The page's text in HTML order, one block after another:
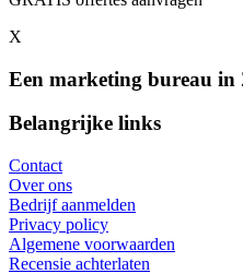
X
Een marketing bureau in
Belangrijke links
Contact
Over ons
Bedrijf aanmelden
Privacy policy
Algemene voorwaarden
Recensie achterlaten